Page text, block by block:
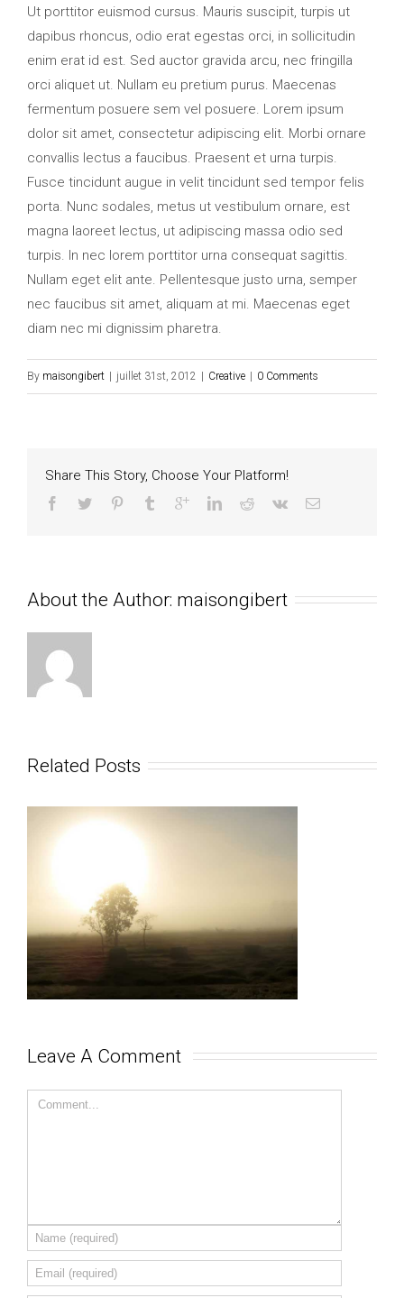
Ut porttitor euismod cursus. Mauris suscipit, turpis ut
dapibus rhoncus, odio erat egestas orci, in sollicitudin
enim erat id est. Sed auctor gravida arcu, nec fringilla
orci aliquet ut. Nullam eu pretium purus. Maecenas
fermentum posuere sem vel posuere. Lorem ipsum
dolor sit amet, consectetur adipiscing elit. Morbi ornare
convallis lectus a faucibus. Praesent et urna turpis.
Fusce tincidunt augue in velit tincidunt sed tempor felis
porta. Nunc sodales, metus ut vestibulum ornare, est
magna laoreet lectus, ut adipiscing massa odio sed
turpis. In nec lorem porttitor urna consequat sagittis.
Nullam eget elit ante. Pellentesque justo urna, semper
nec faucibus sit amet, aliquam at mi. Maecenas eget
diam nec mi dignissim pharetra.
By maisongibert | juillet 31st, 2012 | Creative | 0 Comments
Share This Story, Choose Your Platform!
About the Author: maisongibert
Related Posts
Leave A Comment